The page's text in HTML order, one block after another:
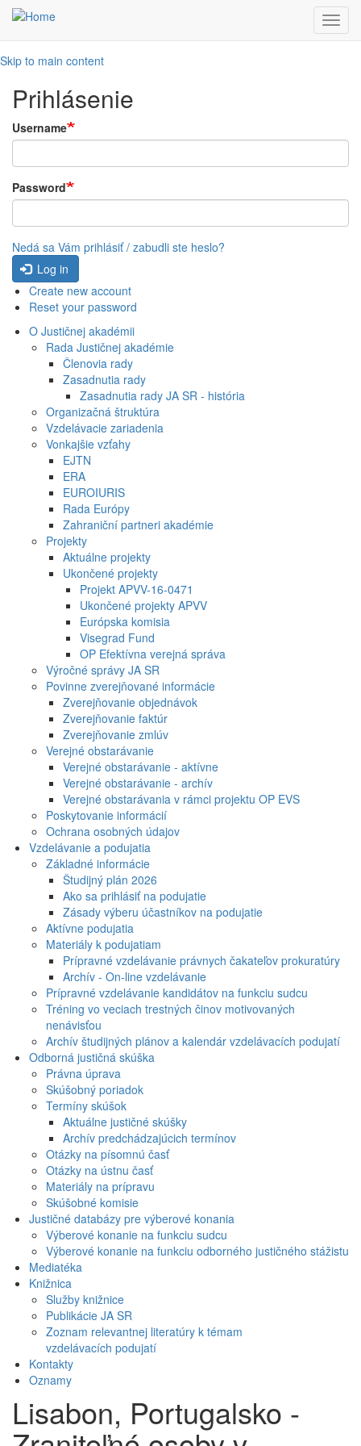
Skip to main content
Prihlásenie
Username
Password
Nedá sa Vám prihlásiť / zabudli ste heslo?
Log in
Create new account
Reset your password
O Justičnej akadémii
Rada Justičnej akadémie
Členovia rady
Zasadnutia rady
Zasadnutia rady JA SR - história
Organizačná štruktúra
Vzdelávacie zariadenia
Vonkajšie vzťahy
EJTN
ERA
EUROIURIS
Rada Európy
Zahraniční partneri akadémie
Projekty
Aktuálne projekty
Ukončené projekty
Projekt APVV-16-0471
Ukončené projekty APVV
Európska komisia
Visegrad Fund
OP Efektívna verejná správa
Výročné správy JA SR
Povinne zverejňované informácie
Zverejňovanie objednávok
Zverejňovanie faktúr
Zverejňovanie zmlúv
Verejné obstarávanie
Verejné obstarávanie - aktívne
Verejné obstarávanie - archív
Verejné obstarávania v rámci projektu OP EVS
Poskytovanie informácií
Ochrana osobných údajov
Vzdelávanie a podujatia
Základné informácie
Študijný plán 2026
Ako sa prihlásiť na podujatie
Zásady výberu účastníkov na podujatie
Aktívne podujatia
Materiály k podujatiam
Prípravné vzdelávanie právnych čakateľov prokuratúry
Archív - On-line vzdelávanie
Prípravné vzdelávanie kandidátov na funkciu sudcu
Tréning vo veciach trestných činov motivovaných
nenávisťou
Archív študijných plánov a kalendár vzdelávacích podujatí
Odborná justičná skúška
Právna úprava
Skúšobný poriadok
Termíny skúšok
Aktuálne justičné skúšky
Archív predchádzajúcich termínov
Otázky na písomnú časť
Otázky na ústnu časť
Materiály na prípravu
Skúšobné komisie
Justičné databázy pre výberové konania
Výberové konanie na funkciu sudcu
Výberové konanie na funkciu odborného justičného stážistu
Mediatéka
Knižnica
Služby knižnice
Publikácie JA SR
Zoznam relevantnej literatúry k témam
vzdelávacích podujatí
Kontakty
Oznamy
Lisabon, Portugalsko -